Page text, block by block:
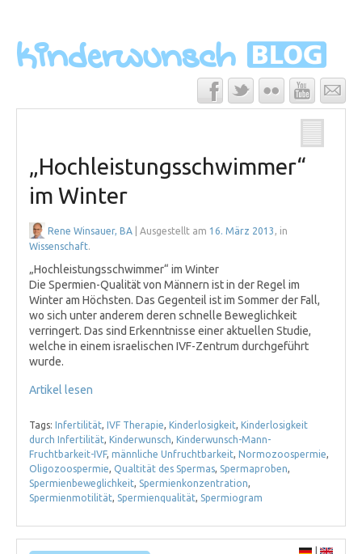
„Hochleistungsschwimmer“
im Winter
Rene Winsauer, BA | Ausgestellt am 16. März 2013 , in
Wissenschaft.
„Hochleistungsschwimmer“ im Winter
Die Spermien-Qualität von Männern ist in der Regel im
Winter am Höchsten. Das Gegenteil ist im Sommer der Fall,
wo sich unter anderem deren schnelle Beweglichkeit
verringert. Das sind Erkenntnisse einer aktuellen Studie,
welche in einem israelischen IVF-Zentrum durchgeführt
wurde.
Artikel lesen
Tags: Infertilität, IVF Therapie, Kinderlosigkeit, Kinderlosigkeit
durch Infertilität, Kinderwunsch, Kinderwunsch-Mann-
Fruchtbarkeit-IVF, männliche Unfruchtbarkeit, Normozoospermie,
Oligozoospermie, Qualtität des Spermas, Spermaproben,
Spermienbeweglichkeit, Spermienkonzentration,
Spermienmotilität, Spermienqualität, Spermiogram